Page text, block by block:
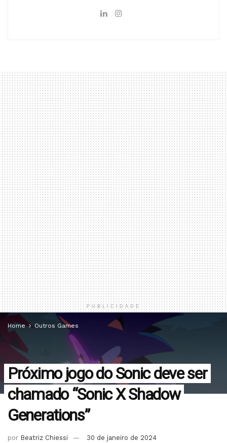
PUBLICIDADE
Home Outros Games
Próximo jogo do Sonic deve ser
chamado “Sonic X Shadow
Generations”
por Beatriz Chiessi 30 de janeiro de 2024